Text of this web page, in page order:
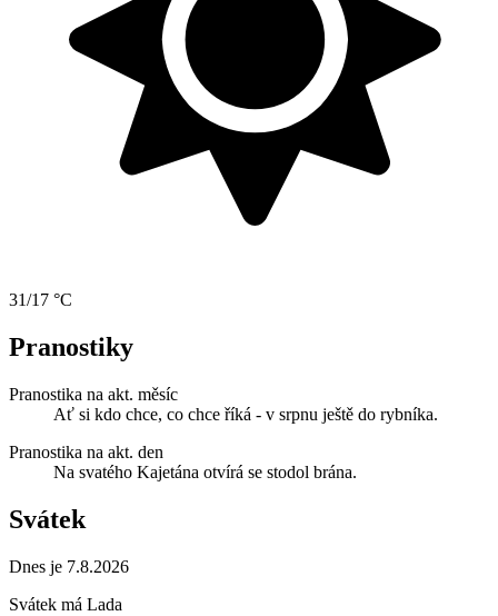
31/17 °C
Pranostiky
Pranostika na akt. měsíc
Ať si kdo chce, co chce říká - v srpnu ještě do rybníka.
Pranostika na akt. den
Na svatého Kajetána otvírá se stodol brána.
Svátek
Dnes je 7.8.2026
Svátek má Lada